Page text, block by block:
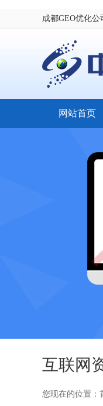
成都GEO优化
网站首页
互联网
您现在的位置：